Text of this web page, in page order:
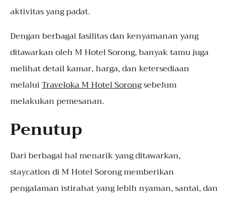
aktivitas yang padat.
Dengan berbagai fasilitas dan kenyamanan yang
ditawarkan oleh M Hotel Sorong, banyak tamu juga
melihat detail kamar, harga, dan ketersediaan
melaluiTraveloka M Hotel Sorongsebelum
melakukan pemesanan.
Penutup
Dari berbagai hal menarik yang ditawarkan,
staycation di M Hotel Sorong memberikan
pengalaman istirahat yang lebih nyaman, santai, dan